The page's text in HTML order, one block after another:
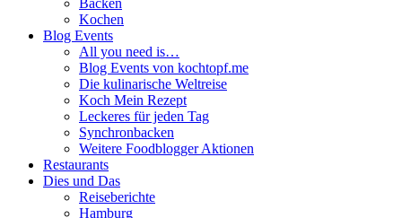
Backen
Kochen
Blog Events
All you need is…
Blog Events von kochtopf.me
Die kulinarische Weltreise
Koch Mein Rezept
Leckeres für jeden Tag
Synchronbacken
Weitere Foodblogger Aktionen
Restaurants
Dies und Das
Reiseberichte
Hamburg